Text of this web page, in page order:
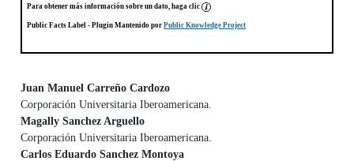
Para obtener más información sobre un dato, haga clic
Public Facts Label - Plugin Mantenido porPublic Knowledge Project
Contenido principal del artículo
Juan Manuel Carreño Cardozo
Corporación Universitaria Iberoamericana.
Magally Sanchez Arguello
Corporación Universitaria Iberoamericana.
Carlos Eduardo Sanchez Montoya